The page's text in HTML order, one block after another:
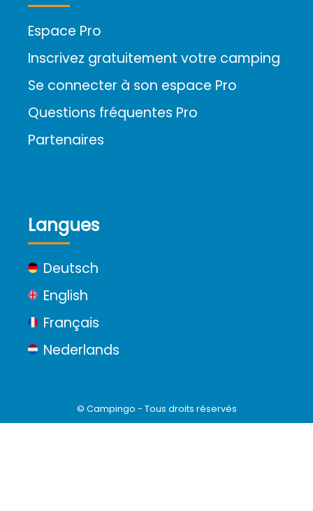
Espace Pro
Inscrivez gratuitement votre camping
Se connecter à son espace Pro
Questions fréquentes Pro
Partenaires
Langues
Deutsch
English
Français
Nederlands
© Campingo - Tous droits réservés